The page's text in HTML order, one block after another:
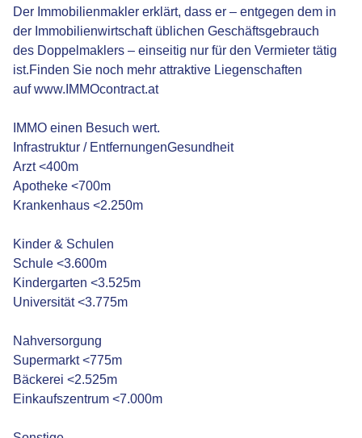
Der Immobilienmakler erklärt, dass er – entgegen dem in
der Immobilienwirtschaft üblichen Geschäftsgebrauch
des Doppelmaklers – einseitig nur für den Vermieter tätig
ist.Finden Sie noch mehr attraktive Liegenschaften
auf www.IMMOcontract.at
IMMO einen Besuch wert.
Infrastruktur / EntfernungenGesundheit
Arzt <400m
Apotheke <700m
Krankenhaus <2.250m
Kinder & Schulen
Schule <3.600m
Kindergarten <3.525m
Universität <3.775m
Nahversorgung
Supermarkt <775m
Bäckerei <2.525m
Einkaufszentrum <7.000m